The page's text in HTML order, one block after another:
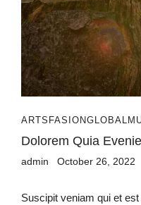
ARTS FASIONGLOBAL
Dolorem Quia
admin October 26, 2022
Suscipit veniam qui et